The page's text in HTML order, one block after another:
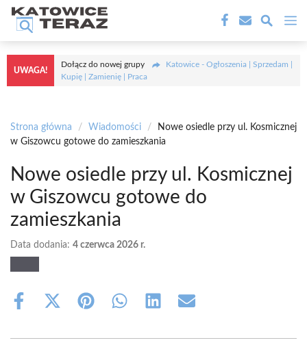
Przejdź
treści
UWAGA!
Dołącz do nowej grupy
Katowice - Ogłoszenia | Sprzedam |
Kupię | Zamienię | Praca
Strona główna / Wiadomości /
Nowe osiedle przy ul. Kosmicznej
w Giszowcu gotowe do zamieszkania
Nowe osiedle przy ul. Kosmicznej
w Giszowcu gotowe do
zamieszkania
Data dodania: 4 czerwca 2026 r.
Share
Share
(Twitter)
Share Share Share Share